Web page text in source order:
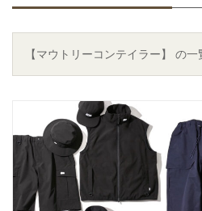
【マウトリーコンテイラー】 の